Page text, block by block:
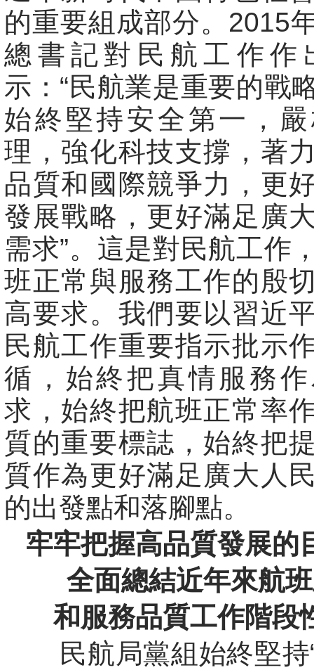
的重要組成部分。2015
總書記對民航工作作
示：“民航業是重要的戰
始終堅持安全第一，
理，強化科技支撐，著
品質和國際競爭力，更
發展戰略，更好滿足廣
需求”。這是對民航工作
班正常與服務工作的殷
高要求。我們要以習近
民航工作重要指示批示
循，始終把真情服務
求，始終把航班正常率
質的重要標誌，始終把
質作為更好滿足廣大人
的出發點和落腳點。
牢牢把握高品質發展的
全面總結近年來航
和服務品質工作階段
民航局黨組始終堅持